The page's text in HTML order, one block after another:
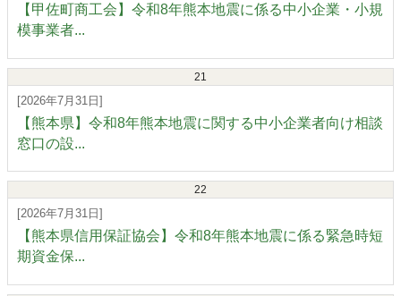
【甲佐町商工会】令和8年熊本地震に係る中小企業・小規
模事業者...
21
[2026年7月31日]
【熊本県】令和8年熊本地震に関する中小企業者向け相談
窓口の設...
22
[2026年7月31日]
【熊本県信用保証協会】令和8年熊本地震に係る緊急時短
期資金保...